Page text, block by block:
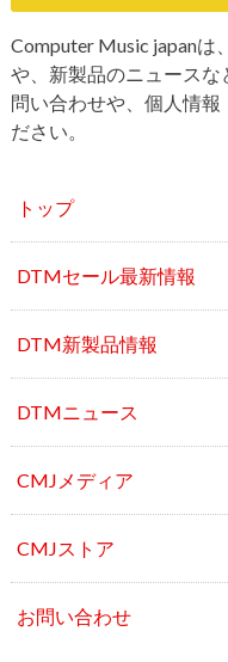
や、新製品のニュース
問い合わせや、個人情
ださい。
トップ
DTMセール最新情報
DTM新製品情報
DTMニュース
CMJメディア
CMJストア
お問い合わせ